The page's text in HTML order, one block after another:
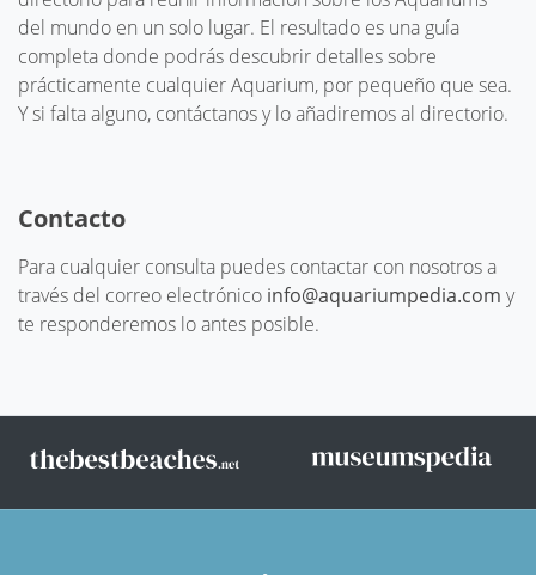
del mundo en un solo lugar. El resultado es una guía
completa donde podrás descubrir detalles sobre
prácticamente cualquier Aquarium, por pequeño que sea.
Y si falta alguno, contáctanos y lo añadiremos al directorio.
Contacto
Para cualquier consulta puedes contactar con nosotros a
través del correo electrónico info@aquariumpedia.com y
te responderemos lo antes posible.